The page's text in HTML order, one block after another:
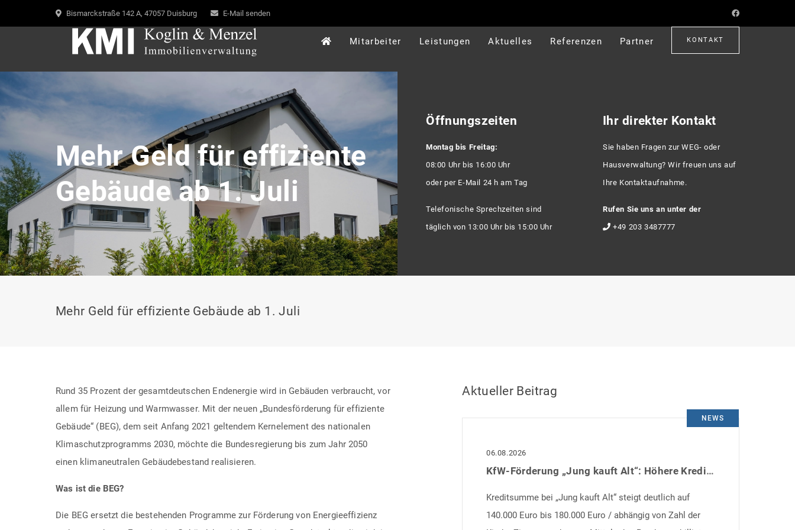
Bismarckstraße 142 A, 47057 Duisburg E-Mail senden
Mitarbeiter Leistungen Aktuelles Referenzen Partner KONTAKT
Mehr Geld für effiziente
Gebäude ab 1. Juli
Öffnungszeiten
Montag bis Freitag:
08:00 Uhr bis 16:00 Uhr
oder per E-Mail 24 h am Tag
Telefonische Sprechzeiten sind
täglich von 13:00 Uhr bis 15:00 Uhr
Ihr direkter Kontakt
Sie haben Fragen zur WEG- oder
Hausverwaltung? Wir freuen uns auf
Ihre Kontaktaufnahme.
Rufen Sie uns an unter der
+49 203 3487777
Mehr Geld für effiziente Gebäude ab 1. Juli
Rund 35 Prozent der gesamtdeutschen Endenergie wird in Gebäuden verbraucht, vor
allem für Heizung und Warmwasser. Mit der neuen „Bundesförderung für effiziente
Gebäude“ (BEG), dem seit Anfang 2021 geltendem Kernelement des nationalen
Klimaschutzprogramms 2030, möchte die Bundesregierung bis zum Jahr 2050
einen klimaneutralen Gebäudebestand realisieren.
Was ist die BEG?
Die BEG ersetzt die bestehenden Programme zur Förderung von Energieeffizienz
Aktueller Beitrag
NEWS
06.08.2026
KfW-Förderung „Jung kauft Alt“: Höhere Kredite ab August 2026
Kreditsumme bei „Jung kauft Alt“ steigt deutlich auf
140.000 Euro bis 180.000 Euro / abhängig von Zahl der